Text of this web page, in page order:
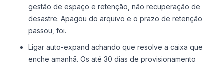
gestão de espaço e retenção, não recuperação de
desastre. Apagou do arquivo e o prazo de retenção
passou, foi.
Ligar auto-expand achando que resolve a caixa que
enche amanhã. Os até 30 dias de provisionamento